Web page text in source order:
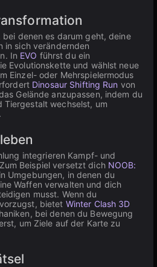
bei denen es darum geht, deine
in sich verändernden
In EVO führst du ein
Evolutionskette und wählst neue
Einzel- oder Mehrspielermodus
Dinosaur Shifting Run von
Gelände anzupassen, indem du
Tiergestalt wechselst, um
integrieren Kampf- und
Beispiel versetzt dich NOOB:
Umgebungen, in denen du
Waffen verwalten und dich
musst. Wenn du
bietet Winter Clash 3D
bei denen du Bewegung
um Ziele auf der Karte zu